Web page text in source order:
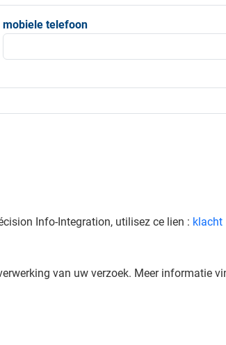
mobiele telefoon
Info-Integration, utilisez ce lien : klacht
van uw verzoek. Meer informatie